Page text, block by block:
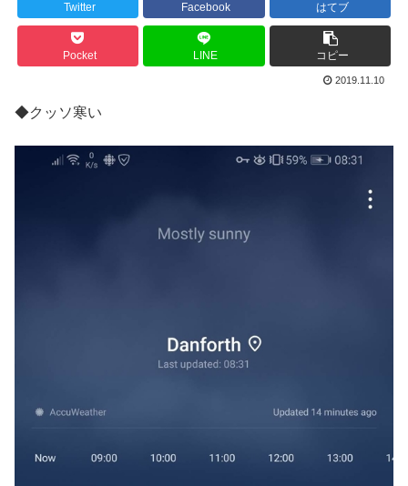
Twitter Facebook はてブ
Pocket LINE コピー
2019.11.10
◆クッソ寒い